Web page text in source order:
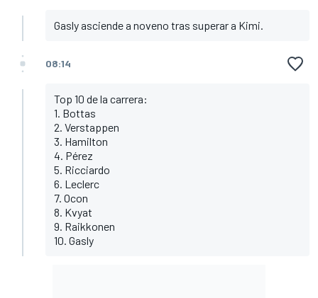
Gasly asciende a noveno tras superar a Kimi.
08:14
Top 10 de la carrera:
1. Bottas
2. Verstappen
3. Hamilton
4. Pérez
5. Ricciardo
6. Leclerc
7. Ocon
8. Kvyat
9. Raikkonen
10. Gasly